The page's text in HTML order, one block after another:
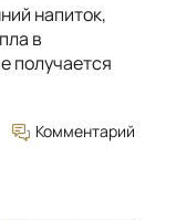
напиток,
в
получается
Комментарий